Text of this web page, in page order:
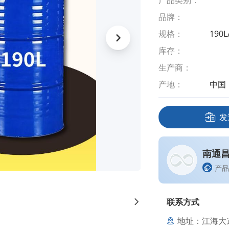
品牌：
规格：
库存：
生产商：
产地：
中国
南通
产
联系方式
地址：江海